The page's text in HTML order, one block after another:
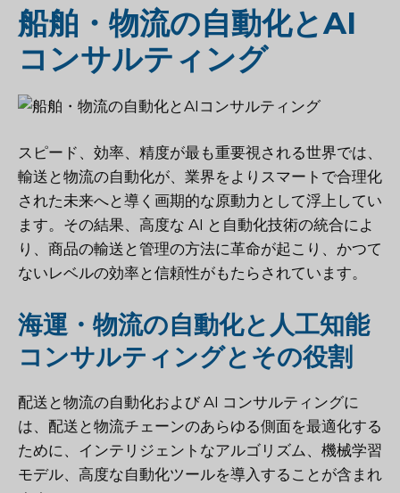
船舶・物流の自動化とAI
コンサルティング
スピード、効率、精度が最も重要視される世界では、
輸送と物流の自動化が、業界をよりスマートで合理化
された未来へと導く画期的な原動力として浮上してい
ます。その結果、高度な AI と自動化技術の統合によ
り、商品の輸送と管理の方法に革命が起こり、かつて
ないレベルの効率と信頼性がもたらされています。
海運・物流の自動化と人工知能
コンサルティングとその役割
配送と物流の自動化および AI コンサルティングに
は、配送と物流チェーンのあらゆる側面を最適化する
ために、インテリジェントなアルゴリズム、機械学習
モデル、高度な自動化ツールを導入することが含まれ